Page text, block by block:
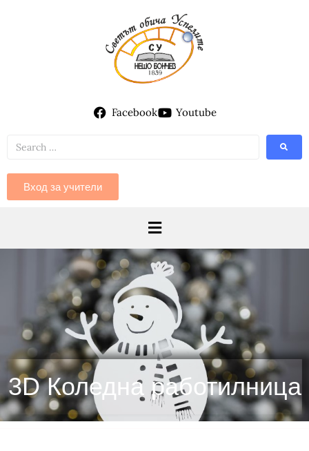
Facebook Youtube
Вход за учители
3D Коледна работилница